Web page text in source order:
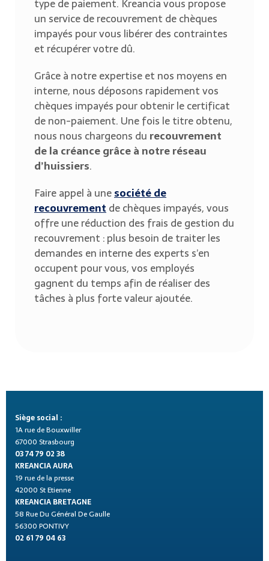
type de paiement. Kreancia vous propose
un service de recouvrement de chèques
impayés pour vous libérer des contraintes
et récupérer votre dû.
Grâce à notre expertise et nos moyens en
interne, nous déposons rapidement vos
chèques impayés pour obtenir le certificat
de non-paiement. Une fois le titre obtenu,
nous nous chargeons du recouvrement
de la créance grâce à notre réseau
d’huissiers.
Faire appel à unesociété de
recouvrementde chèques impayés, vous
offre une réduction des frais de gestion du
recouvrement : plus besoin de traiter les
demandes en interne des experts s’en
occupent pour vous, vos employés
gagnent du temps afin de réaliser des
tâches à plus forte valeur ajoutée.
Siège social :
1A rue de Bouxwiller
67000 Strasbourg
03 74 79 02 38
KREANCIA AURA
19 rue de la presse
42000 St Etienne
KREANCIA BRETAGNE
58 Rue Du Général De Gaulle
56300 PONTIVY
02 61 79 04 63